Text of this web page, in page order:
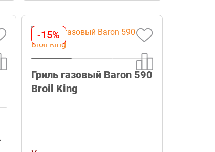
-15%
Гриль газовый Baron 590
Broil King